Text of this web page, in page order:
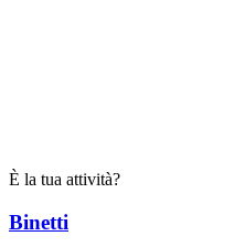
È la tua attività?
Binetti